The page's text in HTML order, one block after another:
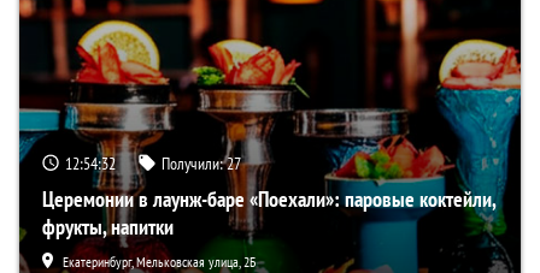
12:54:30 Получили:27
Церемонии в лаунж-баре «Поехали»: паровые коктейли,
фрукты, напитки
Екатеринбург, Мельковская улица, 2Б